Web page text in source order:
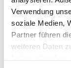
Verwendung
soziale Medien,
Partner führen
weiteren Daten
Linkbuilding:
qualitativ
Vertrauen und
Analyse und
SEO-
detaillierter